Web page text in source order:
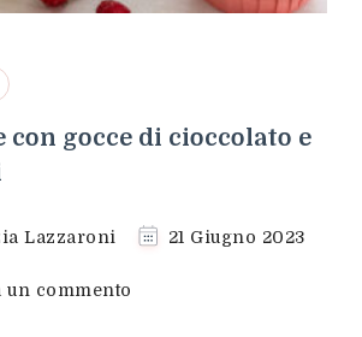
con gocce di cioccolato e
Lazzaroni 21 Giugno 2023
un commento